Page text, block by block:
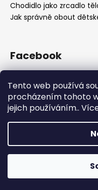
Tento web používá
procházením tohoto
jejich používáním..
Chodidlo jako zrcadlo
Jak správně obout
Facebook